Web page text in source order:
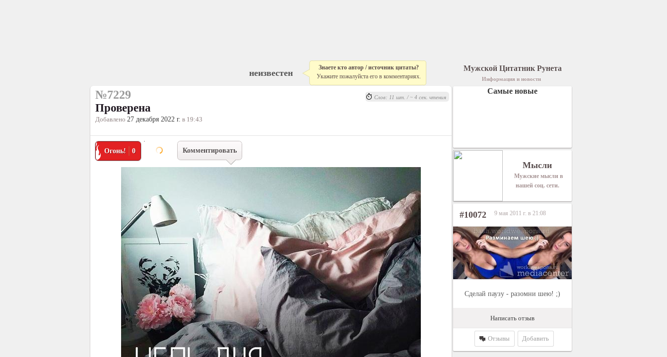
неизвестен
Знаете кто автор / источник цитаты?
Укажите пожалуйста его в комментариях.
№7229
Проверена
Добавлено 27 декабря 2022 г. в 19:43
Огонь! 0 Комментировать
Слов: 11 шт. / ~ 4 сек. чтения
Мужской Цитатник Рунета
Информация и новости
Самые новые
Мысли
Мужские мысли в
нашей соц. сети.
#10072 9 мая 2011 г. в 21:08
Сделай паузу - разомни шею! ;)
Написать отзыв
Отзывы Добавить